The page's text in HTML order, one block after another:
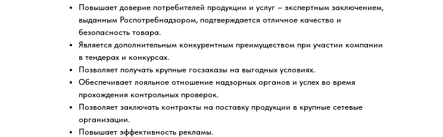
Повышает доверие потребителей продукции и услуг – экспертным заключением,
выданным Роспотребнадзором, подтверждается отличное качество и
безопасность товара.
Является дополнительным конкурентным преимуществом при участии компании
в тендерах и конкурсах.
Позволяет получать крупные госзаказы на выгодных условиях.
Обеспечивает лояльное отношение надзорных органов и успех во время
прохождения контрольных проверок.
Позволяет заключать контракты на поставку продукции в крупные сетевые
организации.
Повышает эффективность рекламы.